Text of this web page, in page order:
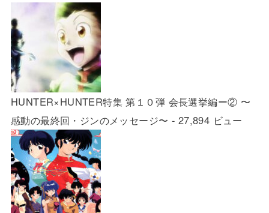
HUNTER×HUNTER特集 第１０弾 会長選挙編ー② 〜
感動の最終回・ジンのメッセージ〜 - 27,894 ビュー